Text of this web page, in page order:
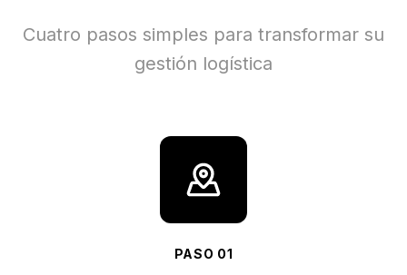
Cuatro pasos simples para transformar su
gestión logística
PASO 01